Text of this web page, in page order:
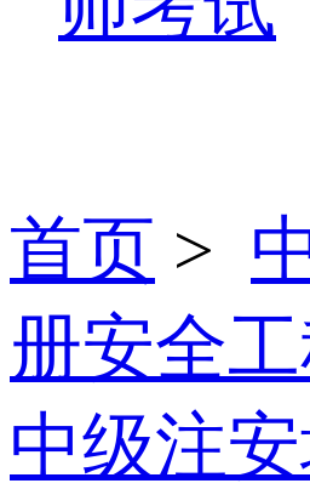
首页 >
册安全
中级注安